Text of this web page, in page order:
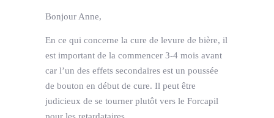
Bonjour Anne,
En ce qui concerne la cure de levure de bière, il
est important de la commencer 3-4 mois avant
car l’un des effets secondaires est un poussée
de bouton en début de cure. Il peut être
judicieux de se tourner plutôt vers le Forcapil